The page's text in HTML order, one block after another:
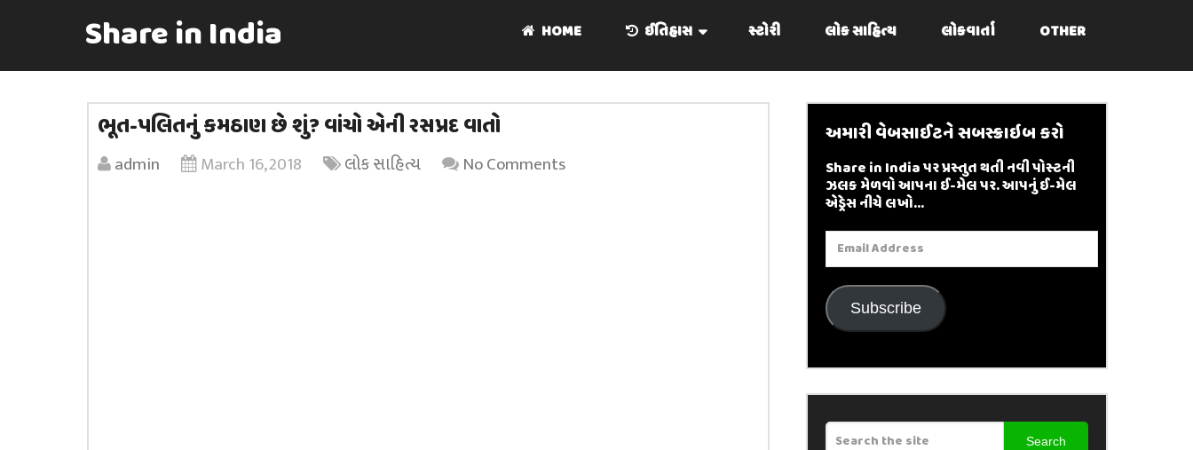
Share in India HOME ઈતિહાસ સ્ટોરી લોક સાહિત્ય લોકવાર્તા OTHER
ભૂત-પલિતનું કમઠાણ છે શું? વાંચો એની રસપ્રદ વાતો
admin March 16, 2018 લોક સાહિત્ય No Comments
અમારી વેબસાઈટને સબસ્ક્રાઇબ કરો
Share in India પર પ્રસ્તુત થતી નવી પોસ્ટની
ઝલક મેળવો આપના ઈ-મેલ પર. આપનું ઈ-મેલ
એડ્રેસ નીચે લખો...
Email
Address
Subscribe
Search